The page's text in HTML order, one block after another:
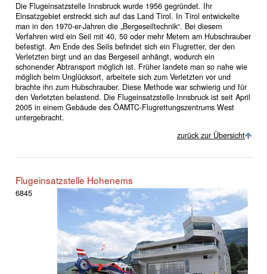
Die Flugeinsatzstelle Innsbruck wurde 1956 gegründet. Ihr
Einsatzgebiet erstreckt sich auf das Land Tirol. In Tirol entwickelte
man in den 1970-er-Jahren die „Bergeseiltechnik“. Bei diesem
Verfahren wird ein Seil mit 40, 50 oder mehr Metern am Hubschrauber
befestigt. Am Ende des Seils befindet sich ein Flugretter, der den
Verletzten birgt und an das Bergeseil anhängt, wodurch ein
schonender Abtransport möglich ist. Früher landete man so nahe wie
möglich beim Unglücksort, arbeitete sich zum Verletzten vor und
brachte ihn zum Hubschrauber. Diese Methode war schwierig und für
den Verletzten belastend. Die Flugeinsatzstelle Innsbruck ist seit April
2005 in einem Gebäude des ÖAMTC-Flugrettungszentrums West
untergebracht.
zurück zur Übersicht
Flugeinsatzstelle Hohenems
6845